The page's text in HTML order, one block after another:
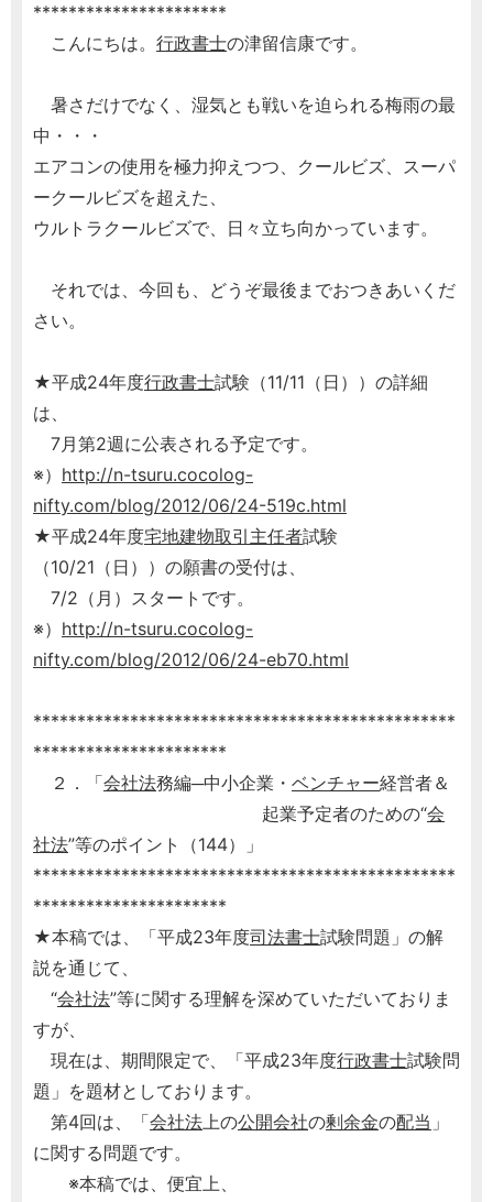
**********************
こんにちは。 行政書士の津留信康です。
暑さだけでなく、湿気とも戦いを迫られる梅雨の最
中・・・
エアコンの使用を極力抑えつつ、クールビズ、スーパ
ークールビズを超えた、
ウルトラクールビズで、日々立ち向かっています。
それでは、今回も、どうぞ最後までおつきあいくだ
さい。
★平成24年度行政書士試験（11/11（日））の詳細
は、
7月第2週に公表される予定です。
※） http://n-tsuru.cocolog-
nifty.com/blog/2012/06/24-519c.html
★平成24年度宅地建物取引主任者試験
（10/21（日））の願書の受付は、
7/2（月）スタートです。
※） http://n-tsuru.cocolog-
nifty.com/blog/2012/06/24-eb70.html
************************************************
**********************
２．「会社法務編─中小企業・ ベンチャー経営者＆
起業予定者のための“会
社法”等のポイント（144）」
************************************************
**********************
★本稿では、「平成23年度司法書士試験問題」の解
説を通じて、
“会社法”等に関する理解を深めていただいておりま
すが、
現在は、期間限定で、「平成23年度行政書士試験問
題」を題材としております。
第4回は、「会社法上の公開会社の剰余金の配当 」
に関する問題です。
※本稿では、便宜上、